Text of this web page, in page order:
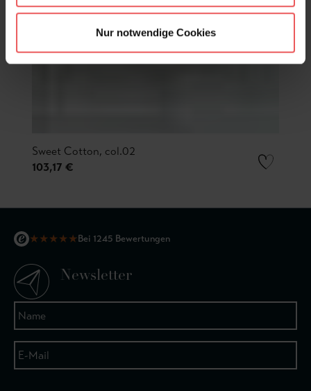
Nur notwendige Cookies
Sweet Cotton, col.02
103,17 €
★★★★★Bei 1245 Bewertungen
Newsletter